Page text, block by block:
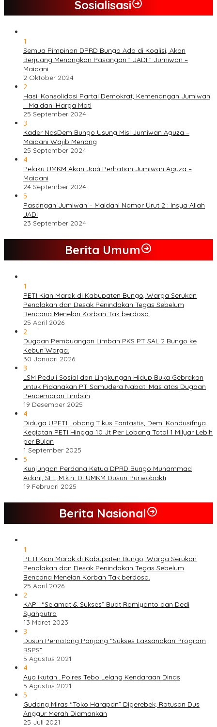
Sosialisasi
1
Semua Pimpinan DPRD Bungo Ada di Koalisi, Akan
Berjuang Menangkan Pasangan ” JADI ” Jumiwan –
Maidani.
2 Oktober 2024
2
Hasil Konsolidasi Partai Demokrat, Kemenangan Jumiwan
– Maidani Harga Mati
25 September 2024
3
Kader NasDem Bungo Usung Misi Jumiwan Aguza –
Maidani Wajib Menang
25 September 2024
4
Pelaku UMKM Akan Jadi Perhatian Jumiwan Aguza –
Maidani
24 September 2024
5
Pasangan Jumiwan – Maidani Nomor Urut 2 : Insya Allah
JADI
23 September 2024
Berita Umum
1
PETI Kian Marak di Kabupaten Bungo, Warga Serukan
Penolakan dan Desak Penindakan Tegas Sebelum
Bencana Menelan Korban Tak berdosa.
25 April 2026
2
Dugaan Pembuangan Limbah PKS PT SAL 2 Bungo ke
Kebun Warga.
30 Januari 2026
3
LSM Peduli Sosial dan Lingkungan Hidup Buka Gebrakan
untuk Pidanakan PT Samudera Nabati Mas atas Dugaan
Pencemaran Limbah
19 Desember 2025
4
Diduga UPETI Lobang Tikus Fantastis, Demi Kondusifnya
Kegiatan PETI Hingga 10 Jt Per Lobang Total 1 Milyar Lebih
per Bulan
1 September 2025
5
Kunjungan Perdana Ketua DPRD Bungo Muhammad
Adani, SH., M.k.n. Di UMKM Dusun Purwobakti
19 Februari 2025
Berita Nasional
1
PETI Kian Marak di Kabupaten Bungo, Warga Serukan
Penolakan dan Desak Penindakan Tegas Sebelum
Bencana Menelan Korban Tak berdosa.
25 April 2026
2
KAP : “Selamat & Sukses” Buat Romiyanto dan Dedi
Syahputra
13 Maret 2023
3
Dusun Pematang Panjang “Sukses Laksanakan Program
BSPS”
5 Agustus 2021
4
Ayo ikutan…Polres Tebo Lelang Kendaraan Dinas
5 Agustus 2021
5
Gudang Miras “Toko Harapan” Digerebek, Ratusan Dus
Anggur Merah Diamankan
25 Juli 2021